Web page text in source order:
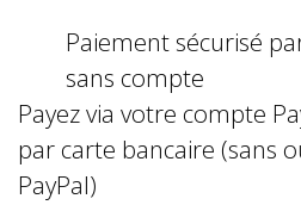
Paiement sécurisé
sans compte
Payez via votre compte
par carte bancaire (sans
PayPal)